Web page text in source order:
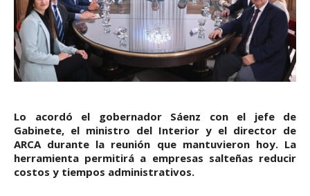
Lo acordó el gobernador Sáenz con el jefe de
Gabinete, el ministro del Interior y el director de
ARCA durante la reunión que mantuvieron hoy. La
herramienta permitirá a empresas salteñas reducir
costos y tiempos administrativos.